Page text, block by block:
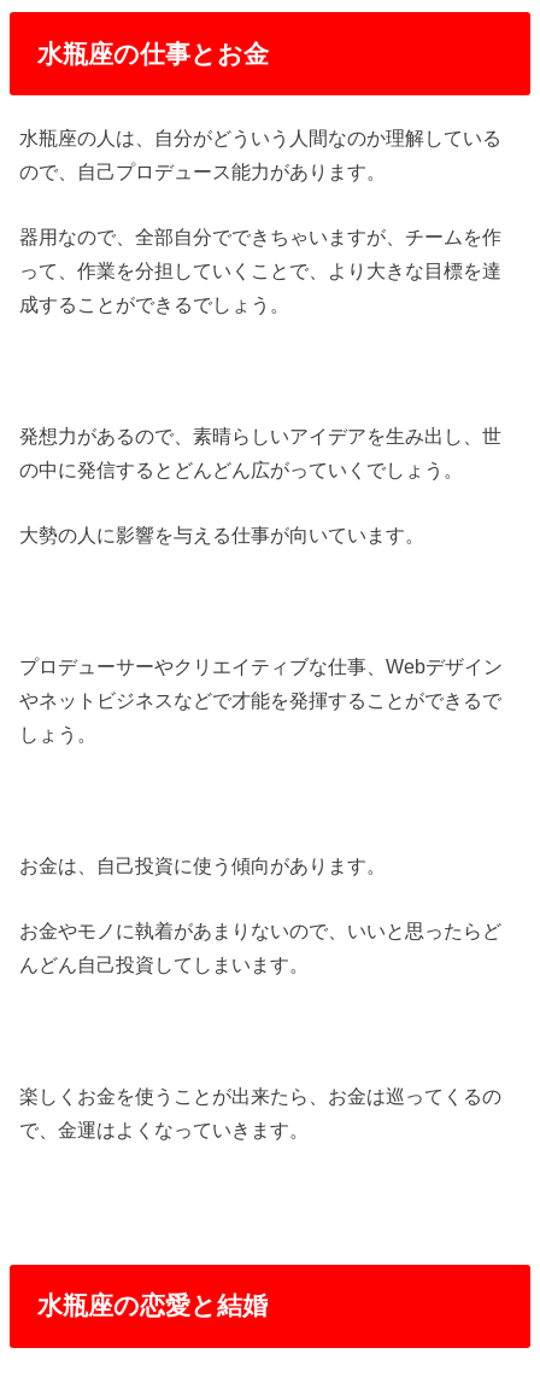
水瓶座の仕事とお金
水瓶座の人は、自分がどういう人間なのか理解している
ので、自己プロデュース能力があります。
器用なので、全部自分でできちゃいますが、チームを作
って、作業を分担していくことで、より大きな目標を達
成することができるでしょう。
発想力があるので、素晴らしいアイデアを生み出し、世
の中に発信するとどんどん広がっていくでしょう。
大勢の人に影響を与える仕事が向いています。
プロデューサーやクリエイティブな仕事、Webデザイン
やネットビジネスなどで才能を発揮することができるで
しょう。
お金は、自己投資に使う傾向があります。
お金やモノに執着があまりないので、いいと思ったらど
んどん自己投資してしまいます。
楽しくお金を使うことが出来たら、お金は巡ってくるの
で、金運はよくなっていきます。
水瓶座の恋愛と結婚